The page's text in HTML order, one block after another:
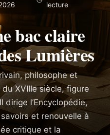
lecture
bac claire
Lumières
philosophe et
XVIIIe siècle, figure
dirige l’Encyclopédie,
et renouvelle à
critique et la